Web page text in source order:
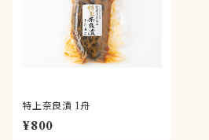
特上奈良漬 1舟
¥800